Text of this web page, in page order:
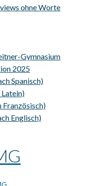
ohne Worte
Gymnasium
2025
Spanisch)
Latein)
Französisch)
Englisch)